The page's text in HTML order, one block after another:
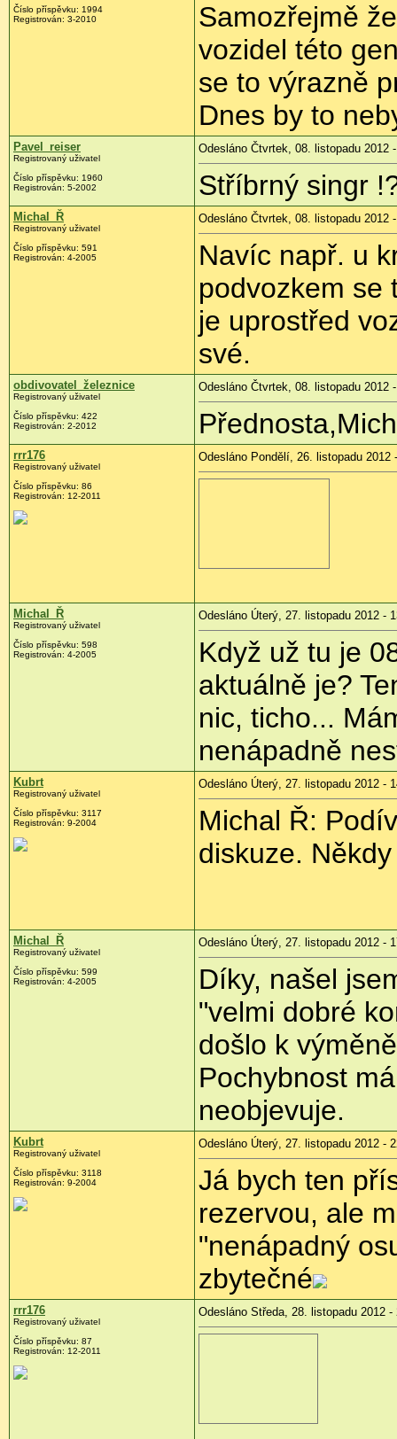
Číslo příspěvku: 1994
Registrován: 3-2010
Samozřejmě
vozidel této
se to výrazně
Dnes by to
Pavel_reiser
Registrovaný uživatel
Číslo příspěvku: 1960
Registrován: 5-2002
Odesláno Čtvrtek, 08. listopadu 2012
Stříbrný singr
Michal_Ř
Registrovaný uživatel
Číslo příspěvku: 591
Registrován: 4-2005
Odesláno Čtvrtek, 08. listopadu 2012
Navíc např. u
podvozkem se
je uprostřed
své.
obdivovatel_železnice
Registrovaný uživatel
Číslo příspěvku: 422
Registrován: 2-2012
Odesláno Čtvrtek, 08. listopadu 2012
rrr176
Registrovaný uživatel
Číslo příspěvku: 86
Registrován: 12-2011
Odesláno Pondělí, 26. listopadu 2012
Michal_Ř
Registrovaný uživatel
Číslo příspěvku: 598
Registrován: 4-2005
Odesláno Úterý, 27. listopadu 2012 -
Když už tu je
aktuálně je?
nic, ticho...
nenápadně
Kubrt
Registrovaný uživatel
Číslo příspěvku: 3117
Registrován: 9-2004
Odesláno Úterý, 27. listopadu 2012 -
Michal Ř:
diskuze.
Michal_Ř
Registrovaný uživatel
Číslo příspěvku: 599
Registrován: 4-2005
Odesláno Úterý, 27. listopadu 2012 -
Díky, našel
"velmi dobré
došlo k
Pochybnost
neobjevuje.
Kubrt
Registrovaný uživatel
Číslo příspěvku: 3118
Registrován: 9-2004
Odesláno Úterý, 27. listopadu 2012 -
Já bych ten
rezervou, ale
"nenápadný
zbytečné
rrr176
Registrovaný uživatel
Číslo příspěvku: 87
Registrován: 12-2011
Odesláno Středa, 28. listopadu 2012 -